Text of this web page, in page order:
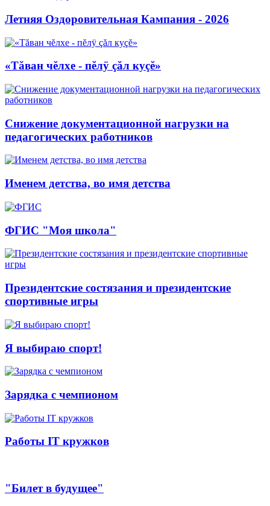
Летняя Оздоровительная Кампания - 2026
«Тăван чĕлхе - пĕлÿ çăл куçĕ»
Снижение документационной нагрузки на
педагогических работников
Именем детства, во имя детства
ФГИС "Моя школа"
Президентские состязания и президентские
спортивные игры
Я выбираю спорт!
Зарядка с чемпионом
Работы IT кружков
"Билет в будущее"